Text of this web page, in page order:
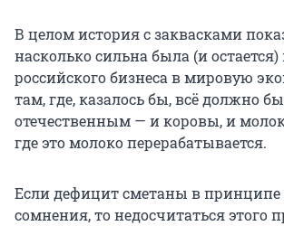
В целом история с заквасками
насколько сильна была (и
российского бизнеса в мировую
там, где, казалось бы, всё должно
отечественным — и коровы, и
где это молоко перерабатывается.
Если дефицит сметаны в
сомнения, то недосчитаться этого